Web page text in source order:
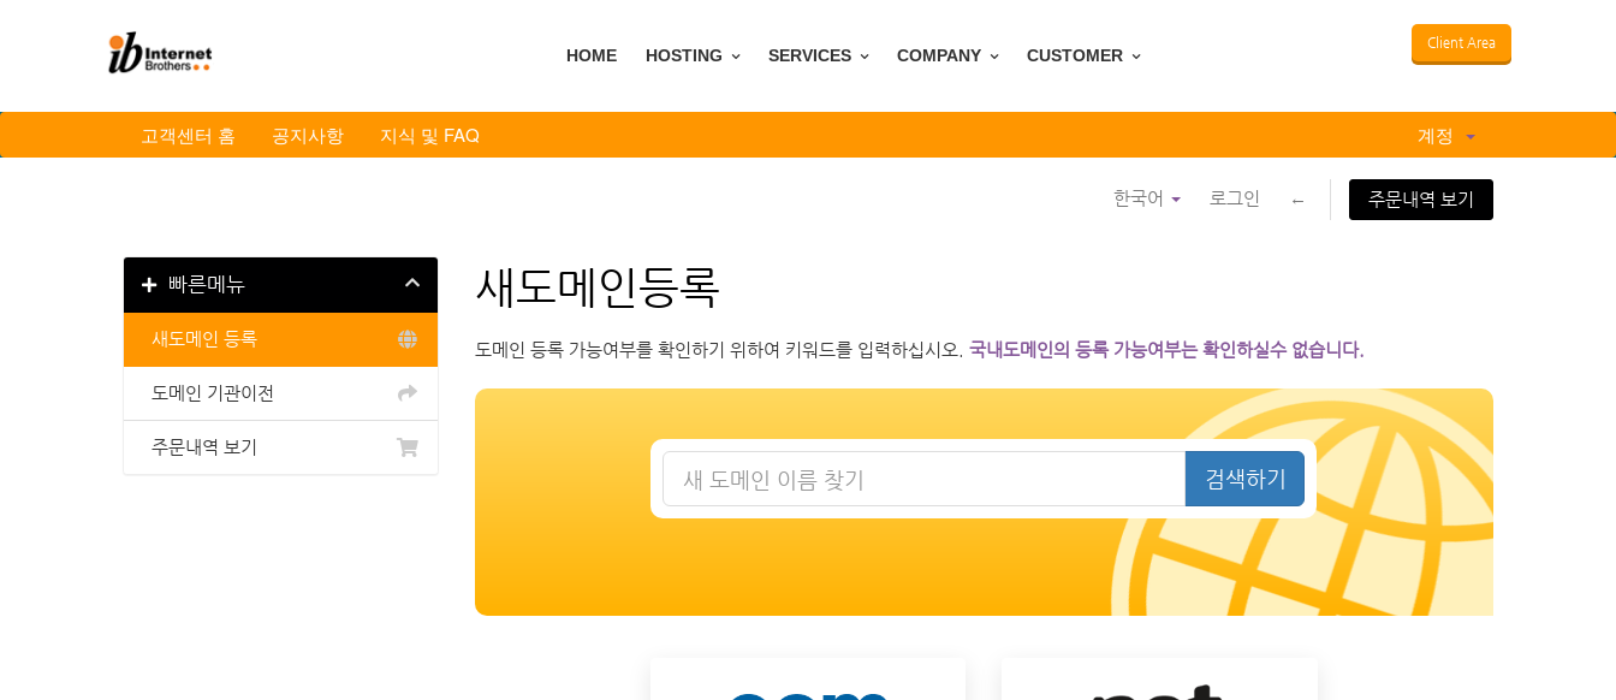
HOME HOSTING SERVICES COMPANY CUSTOMER
Client Area
고객센터 홈 공지사항 지식 및 FAQ 계정
한국어 로그인 ← 주문내역 보기
새도메인등록
빠른메뉴
새도메인 등록
도메인 기관이전
주문내역 보기
도메인 등록 가능여부를 확인하기 위하여 키워드를 입력하십시오. 국내도메인의 등록 가능여부는 확인하실수 없습니다.
검색하기